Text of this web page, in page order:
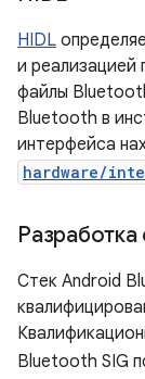
HIDL
и реализацией
файлы
Bluetooth в
интерфейса
hardware/
Стек Android
Bluetooth SIG